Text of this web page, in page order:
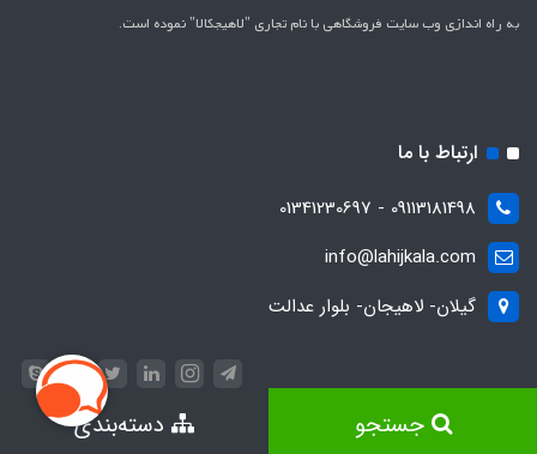
جستجو
به راه اندازی وب سایت فروشگاهی با نام تجاری "لاهیج­کالا" نموده است.
ارتباط با ما
09113181498 - 01341230697
info@lahijkala.com
گیلان- لاهیجان- بلوار عدالت
ساخت سایت توسطپرتال